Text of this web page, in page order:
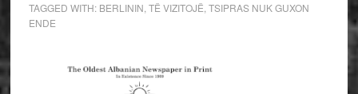
TAGGED WITH: BERLININ TË VIZITOJË TSIPRAS NUK GUXON
ENDE